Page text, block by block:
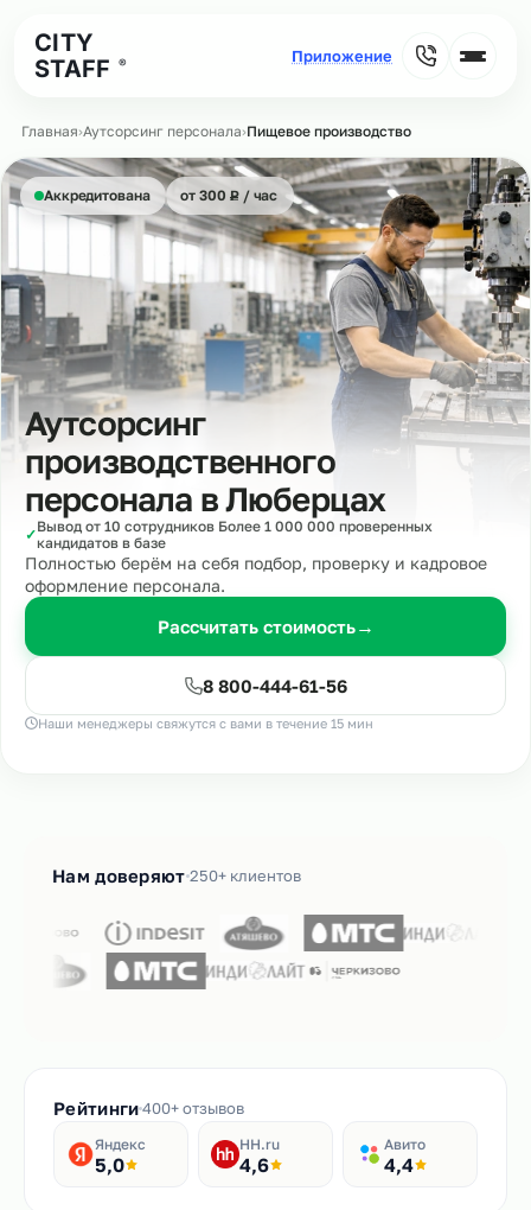
CITY
STAFF
®
Главная›Аутсорсинг персонала›Пищевое производство
Аккредитована от 300 ₽
Р/ час
Аутсорсинг
производственного
персонала вЛюберцах
✓Вывод от 10 сотрудников Более 1 000 000 проверенных
кандидатов в базе
Полностью берём на себя подбор, проверку и кадровое
оформление персонала.
Рассчитать стоимость→
8 800-444-61-56
Наши менеджеры свяжутся с вами в течение 15 мин
Нам доверяют 250+ клиентов
Рейтинги400+ отзывов
Яндекс
5,0
HH.ru
4,6
Авито
4,4